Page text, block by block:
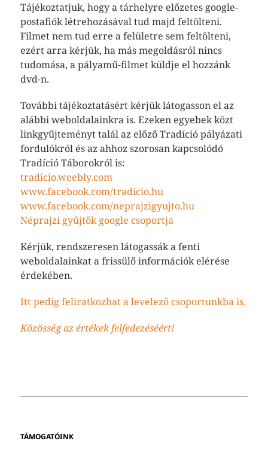
Tájékoztatjuk, hogy a tárhelyre előzetes google-
postafiók létrehozásával tud majd feltölteni.
Filmet nem tud erre a felületre sem feltölteni,
ezért arra kérjük, ha más megoldásról nincs
tudomása, a pályamű-filmet küldje el hozzánk
dvd-n.
További tájékoztatásért kérjük látogasson el az
alábbi weboldalainkra is. Ezeken egyebek közt
linkgyűjteményt talál az előző Tradíció pályázati
fordulókról és az ahhoz szorosan kapcsolódó
Tradíció Táborokról is:
tradicio.weebly.com
www.facebook.com/tradicio.hu
www.facebook.com/neprajzigyujto.hu
Néprajzi gyűjtők google csoportja
Kérjük, rendszeresen látogassák a fenti
weboldalainkat a frissülő információk elérése
érdekében.
Itt pedig feliratkozhat a levelező csoportunkba is.
Közösség az értékek felfedezéséért!
TÁMOGATÓINK